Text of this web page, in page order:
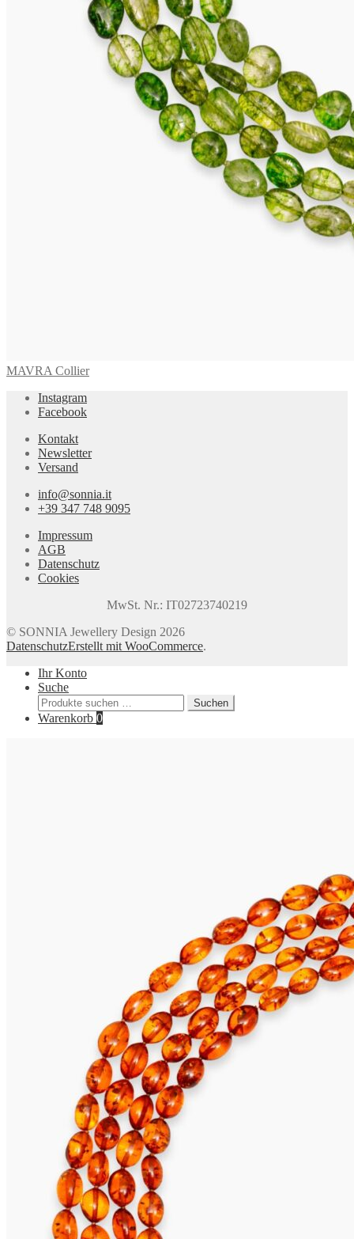
MAVRA Collier
Instagram
Facebook
Kontakt
Newsletter
Versand
info@sonnia.it
+39 347 748 9095
Impressum
AGB
Datenschutz
Cookies
MwSt. Nr.: IT02723740219
© SONNIA Jewellery Design 2026
DatenschutzErstellt mit WooCommerce.
Ihr Konto
Suche
Suchen
nach:
Suchen
Warenkorb 0